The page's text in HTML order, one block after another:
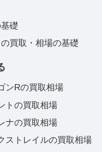
礎
買取・相場の基礎
ンRの買取相場
トの買取相場
ナの買取相場
ストレイルの買取相場